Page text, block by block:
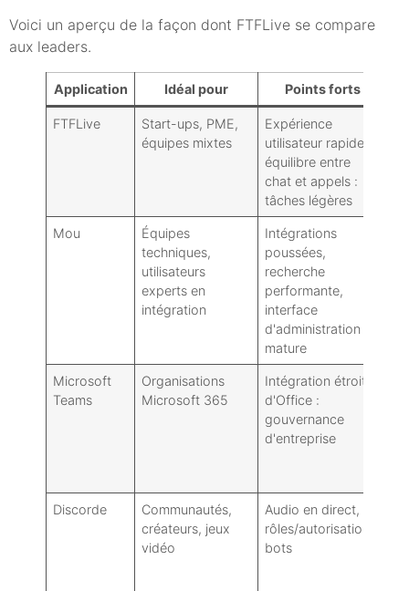
Voici un aperçu de la façon dont FTFLive se compare
aux leaders.
Application Idéal pour Points forts
FTFLive
Start-ups, PME,
équipes mixtes
Expérience
utilisateur rapide :
équilibre entre
chat et appels :
tâches légères
Mou
Équipes
techniques,
utilisateurs
experts en
intégration
Intégrations
poussées,
recherche
performante,
interface
d'administration
mature
Microsoft
Teams
Organisations
Microsoft 365
Intégration étroite
d'Office :
gouvernance
d'entreprise
Discorde
Communautés,
créateurs, jeux
vidéo
Audio en direct,
rôles/autorisations,
bots